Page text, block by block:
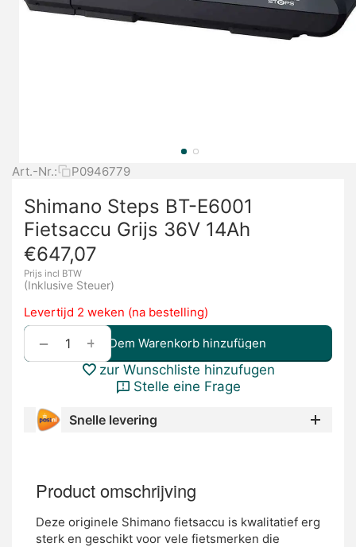
Art.-Nr.: P0946779
Shimano Steps BT-E6001
Fietsaccu Grijs 36V 14Ah
€647,07
Prijs incl BTW
(Inklusive Steuer)
Levertijd 2 weken (na bestelling)
+
− Dem Warenkorb hinzufügen
zur Wunschliste hinzufugen
Stelle eine Frage
Snelle levering
Product omschrijving
Deze originele Shimano fietsaccu is kwalitatief erg
sterk en geschikt voor vele fietsmerken die